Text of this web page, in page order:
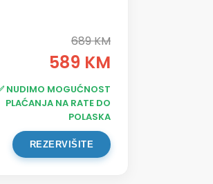
689 KM
589 KM
NUDIMO MOGUĆNOST
PLAĆANJA NA RATE DO
POLASKA
REZERVIŠITE